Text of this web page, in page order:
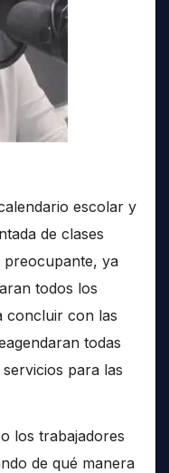
escolar y
de clases
preocupante, ya
todos los
concluir con las
todas
para las
los trabajadores
de qué manera